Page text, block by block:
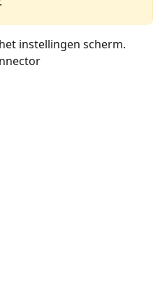
instellingen scherm.